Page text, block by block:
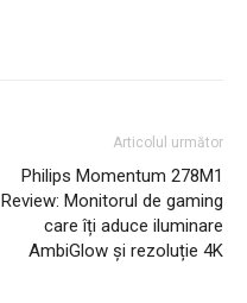
Articolul următor
Philips Momentum 278M1
Review: Monitorul de gaming
care îți aduce iluminare
AmbiGlow și rezoluție 4K